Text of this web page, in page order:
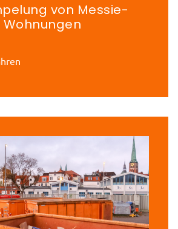
von Messie-
Wohnungen